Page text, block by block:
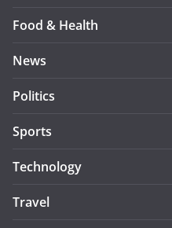
Food & Health
News
Politics
Sports
Technology
Travel